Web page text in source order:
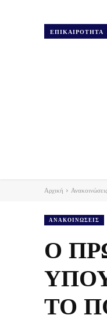
ΕΠΙΚΑΙΡΟΤΗΤΑ
Αρχική Ανακοινώσεις
ΑΝΑΚΟΙΝΏΣΕΙΣ
Ο
ΤΟ